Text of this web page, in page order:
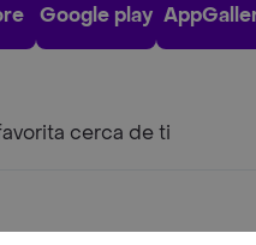
Google play
cerca de ti